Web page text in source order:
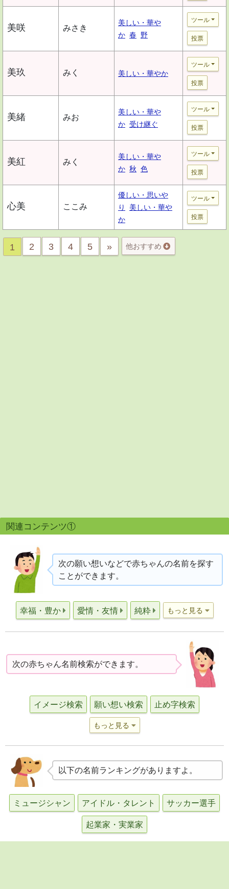
美咲 みさき
美しい・華や
か 春 野
ツール
投票
美玖 みく 美しい・華やか
ツール
投票
美緒 みお
美しい・華や
か 受け継ぐ
ツール
投票
美紅 みく
美しい・華や
か 秋 色
ツール
投票
心美 ここみ
優しい・思いや
り
美しい・華や
か
ツール
投票
1 2 3 4 5 » 他おすすめ
関連コンテンツ①
次の願い想いなどで赤ちゃんの名前を探す
ことができます。
幸福・豊か 愛情・友情 純粋 もっと見る
次の赤ちゃん名前検索ができます。
イメージ検索 願い想い検索 止め字検索
もっと見る
以下の名前ランキングがありますよ。
ミュージシャン アイドル・タレント サッカー選手
起業家・実業家